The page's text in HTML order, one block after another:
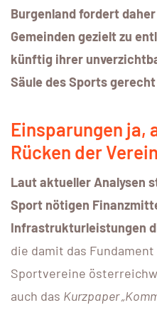
Burgenland fordert
Gemeinden gezielt zu
künftig ihrer
Säule des Sports
Einsparungen ja,
Rücken der
Laut aktueller Analysen
Sport nötigen
Infrastrukturleistungen
die damit das Fundament
Sportvereine
auch das Kurzpaper